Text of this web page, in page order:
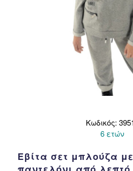
Κωδικός:
6 ετών
Εβίτα σετ μπλούζα